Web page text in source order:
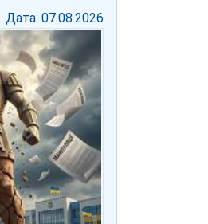
Дата: 07.08.2026